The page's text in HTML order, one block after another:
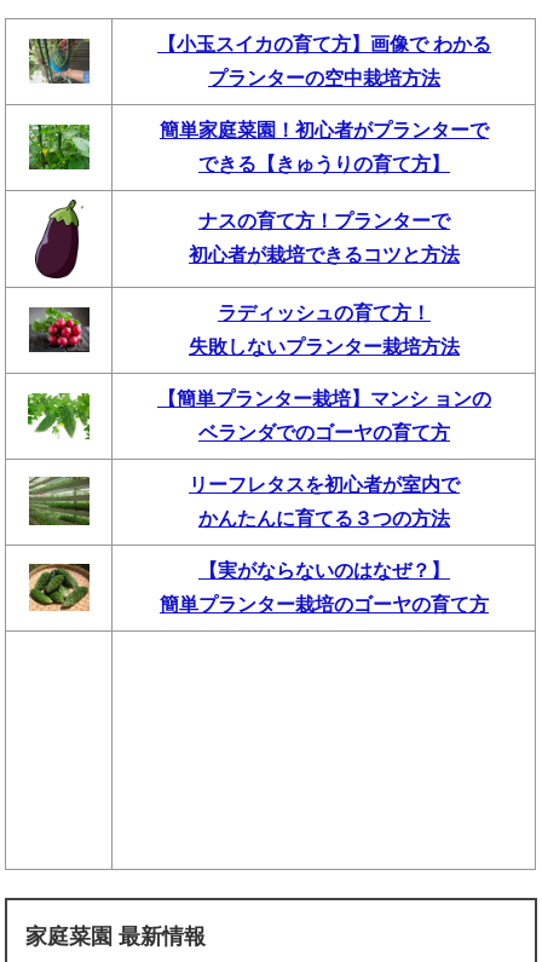
【小玉スイカの育て方】画像で わかる
プランターの空中栽培方法
簡単家庭菜園！初心者がプランターで
できる【きゅうりの育て方】
ナスの育て方！プランターで
初心者が栽培できるコツと方法
ラディッシュの育て方！
失敗しないプランター栽培方法
【簡単プランター栽培】マンシ ョンの
ベランダでのゴーヤの育て方
リーフレタスを初心者が室内で
かんたんに育てる３つの方法
【実がならないのはなぜ？】
簡単プランター栽培のゴーヤの育て方
家庭菜園 最新情報